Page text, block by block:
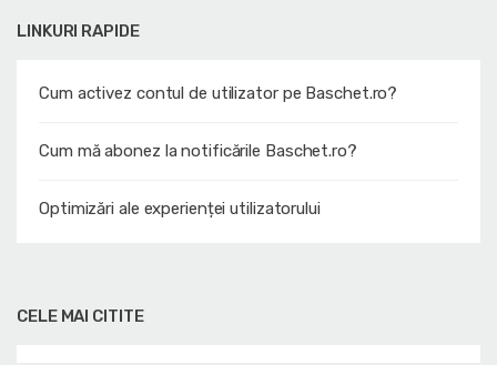
LINKURI RAPIDE
Cum activez contul de utilizator pe Baschet.ro?
Cum mă abonez la notificările Baschet.ro?
Optimizări ale experienței utilizatorului
CELE MAI CITITE